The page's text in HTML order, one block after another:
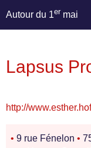
Autour du 1er mai
Lapsus
http://
• 9 rue Fénelon •